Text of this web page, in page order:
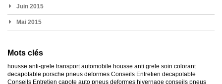
Juin 2015
Mai 2015
Mots clés
housse anti-grele transport automobile housse anti grele soin colorant
decapotable porsche pneus deformes Conseils Entretien decapotable
Conseils Entretien capote auto pneus deformes hivernage conseils pneus